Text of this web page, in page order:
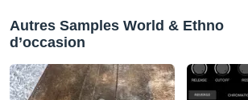
Autres Samples World & Ethno
d’occasion